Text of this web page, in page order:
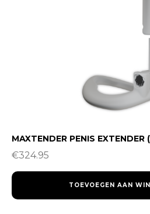
MAXTENDER PENIS EXTENDER
€324.95
TOEVOEGEN AAN